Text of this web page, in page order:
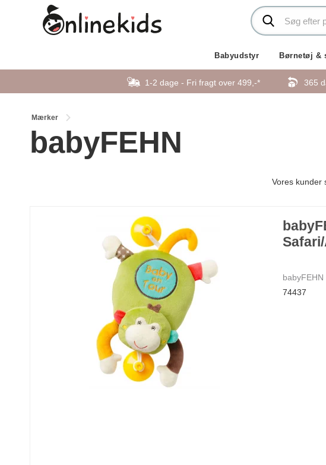
Babyudstyr Børnetøj &
1-2 dage - Fri fragt over 499,-* 365
Mærker
babyFEHN
Vores kunder
babyFEHN
74437